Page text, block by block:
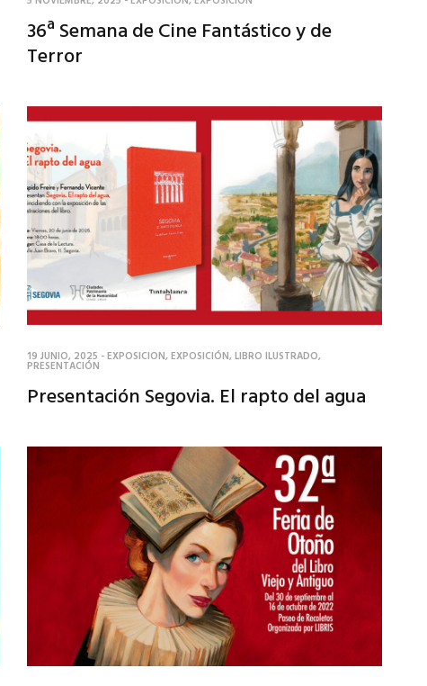
36ª Semana de Cine Fantástico y de
Terror
19 JUNIO, 2025 -EXPOSICION,EXPOSICIÓN,LIBRO ILUSTRADO,
PRESENTACIÓN
Presentación Segovia. El rapto del agua